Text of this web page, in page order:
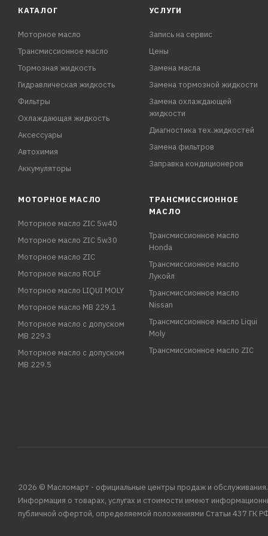
КАТАЛОГ
Моторное масло
Трансмиссионное масло
Тормозная жидкость
Гидравлическая жидкость
Фильтры
Охлаждающая жидкость
Аксессуары
Автохимия
Аккумуляторы
УСЛУГИ
Запись на сервис
Цены
Замена масла
Замена тормозной жидкости
Замена охлаждающей
жидкости
Диагностика тех.жидкостей
Замена фильтров
Заправка кондиционеров
МОТОРНОЕ МАСЛО
Моторное масло ZIC 5w40
Моторное масло ZIC 5w30
Моторное масло ZIC
Моторное масло ROLF
Моторное масло LIQUI MOLY
Моторное масло MB 229.1
Моторное масло с допуском
MB 229.3
Моторное масло с допуском
MB 229.5
ТРАНСМИССИОННОЕ
МАСЛО
Трансмиссионное масло
Honda
Трансмиссионное масло
Лукойл
Трансмиссионное масло
Nissan
Трансмиссионное масло Liqui
Moly
Трансмиссионное масло ZIC
2026 © Масломарт - официальные центры продаж и обслуживания.
Информация о товарах, услугах и стоимости имеют
публичной офертой, определяемой положениями Статьи 437 ГК